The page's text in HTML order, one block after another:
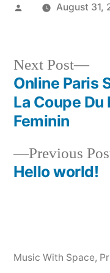
PostedAugust 31,
Post
navigation
Previous
Hello world!
Next Post
Next
Online Paris
La Coupe
Feminin
Music With Space,